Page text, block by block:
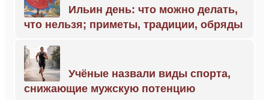
Ильин день: что можно делать,
что нельзя; приметы, традиции, обряды
Учёные назвали виды спорта,
снижающие мужскую потенцию